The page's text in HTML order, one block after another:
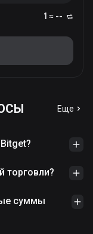
1 ≈ --
Еще
торговли?
суммы